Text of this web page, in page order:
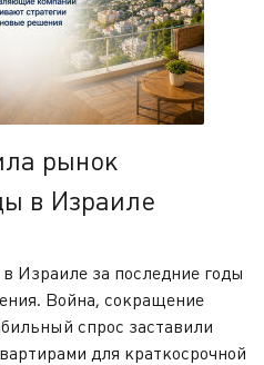
рынок
в Израиле
Израиле за последние годы
Война, сокращение
спрос заставили
для краткосрочной